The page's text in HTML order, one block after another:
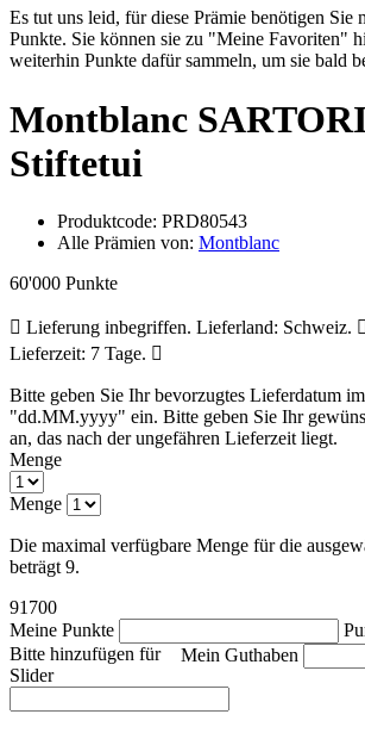
Es tut uns leid, für diese Prämie benötigen Sie
Punkte. Sie können sie zu "Meine Favoriten"
weiterhin Punkte dafür sammeln, um sie bald
Montblanc
Stiftetui
Produktcode: PRD80543
Alle Prämien von: Montblanc
60'000 Punkte
Lieferung inbegriffen. Lieferland: Schweiz.
Lieferzeit: 7 Tage.
Bitte geben Sie Ihr bevorzugtes Lieferdatum
"dd.MM.yyyy" ein. Bitte geben Sie Ihr
an, das nach der ungefähren Lieferzeit liegt.
Menge
Menge
Die maximal verfügbare Menge für die
beträgt 9.
91700
Meine Punkte
Mein Guthaben
Bitte hinzufügen für
Slider